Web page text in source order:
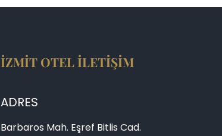
İZMİT OTEL İLETİŞİM
ADRES
Barbaros Mah. Eşref Bitlis Cad.